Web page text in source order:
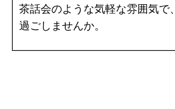
茶話会のような気軽な雰囲気で
過ごしませんか。